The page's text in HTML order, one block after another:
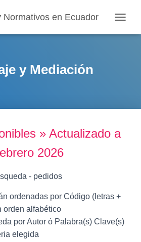
O
I
T
y Mediación
» Actualizado a
2026
- pedidos
ordenadas por Código (letras +
orden alfabético
por Autor ó Palabra(s) Clave(s)
elegida